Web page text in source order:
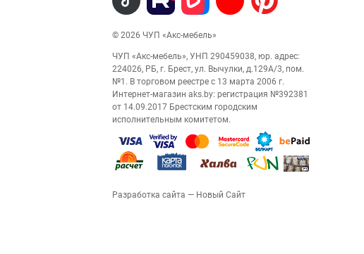
© 2026 ЧУП «Акс-мебель»
ЧУП «Акс-мебель», УНП 290459038, юр. адрес:
224026, РБ, г. Брест, ул. Вычулки, д.129А/3, пом.
№1. В торговом реестре с 13 марта 2006 г.
Интернет-магазин aks.by: регистрация №392381
от 14.09.2017 Брестским городским
исполнительным комитетом.
Разработка сайта — Новый Сайт